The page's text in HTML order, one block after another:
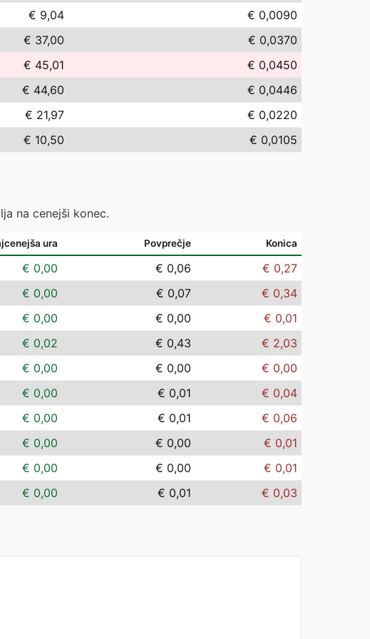
€ 9,04
€ 0,0090
€ 37,00
€ 0,0370
€ 45,01
€ 0,0450
€ 44,60
€ 0,0446
€ 21,97
€ 0,0220
€ 10,50 € 0,0105
na cenejši konec.
ura Povprečje Konica
€ 0,00 € 0,06
€ 0,27
€ 0,00 € 0,07
€ 0,34
€ 0,00 € 0,00
€ 0,01
€ 0,02 € 0,43
€ 2,03
€ 0,00 € 0,00
€ 0,00
€ 0,00 € 0,01
€ 0,04
€ 0,00 € 0,01
€ 0,06
€ 0,00 € 0,00
€ 0,01
€ 0,00 € 0,00
€ 0,01
€ 0,00 € 0,01 € 0,03